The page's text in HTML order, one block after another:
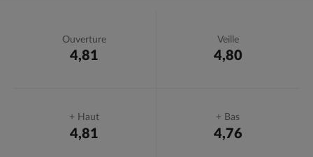
Ouverture
4,81
Veille
4,80
+ Haut
4,81
+ Bas
4,76